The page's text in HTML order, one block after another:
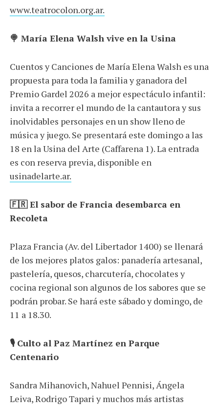
www.teatrocolon.org.ar.
🍭 María Elena Walsh vive en la Usina
Cuentos y Canciones de María Elena Walsh es una
propuesta para toda la familia y ganadora del
Premio Gardel 2026 a mejor espectáculo infantil:
invita a recorrer el mundo de la cantautora y sus
inolvidables personajes en un show lleno de
música y juego. Se presentará este domingo a las
18 en la Usina del Arte (Caffarena 1). La entrada
es con reserva previa, disponible en
usinadelarte.ar.
🇫🇷 El sabor de Francia desembarca en
Recoleta
Plaza Francia (Av. del Libertador 1400) se llenará
de los mejores platos galos: panadería artesanal,
pastelería, quesos, charcutería, chocolates y
cocina regional son algunos de los sabores que se
podrán probar. Se hará este sábado y domingo, de
11 a 18.30.
🎙️ Culto al Paz Martínez en Parque
Centenario
Sandra Mihanovich, Nahuel Pennisi, Ángela
Leiva, Rodrigo Tapari y muchos más artistas